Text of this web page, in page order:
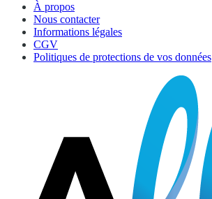
À propos
Nous contacter
Informations légales
CGV
Politiques de protections de vos données